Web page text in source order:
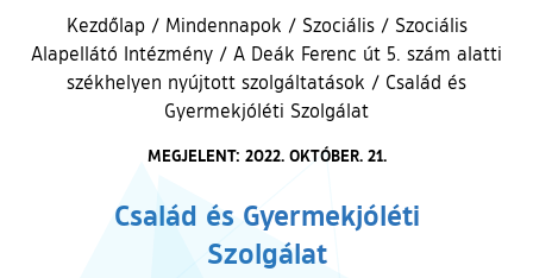
Kezdőlap / Mindennapok / Szociális / Szociális
Alapellátó Intézmény / A Deák Ferenc út 5. szám alatti
székhelyen nyújtott szolgáltatások / Család és
Gyermekjóléti Szolgálat
MEGJELENT: 2022. OKTÓBER. 21.
Család és Gyermekjóléti
Szolgálat